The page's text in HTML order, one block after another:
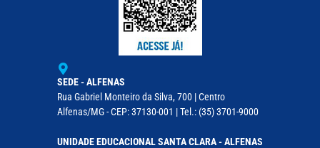
SEDE - ALFENAS
Rua Gabriel Monteiro da Silva, 700 | Centro
Alfenas/MG - CEP: 37130-001 | Tel.: (35) 3701-9000
UNIDADE EDUCACIONAL SANTA CLARA - ALFENAS